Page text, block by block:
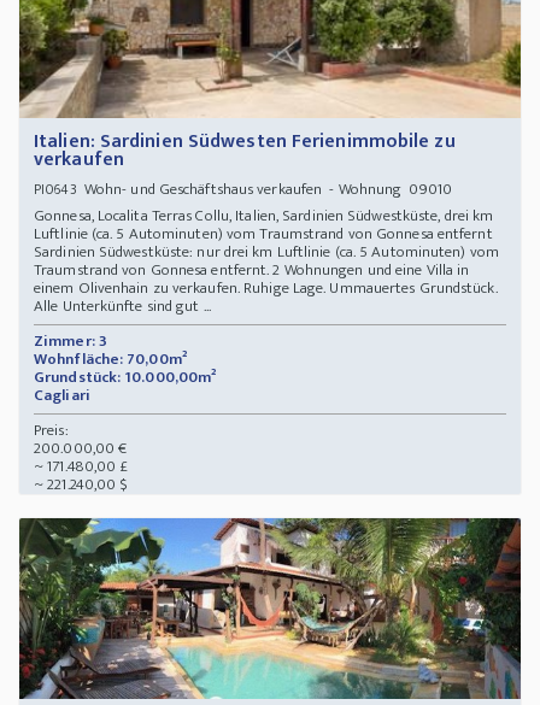
Italien: Sardinien Südwesten Ferienimmobile zu
verkaufen
PI0643 Wohn- und Geschäftshaus verkaufen - Wohnung 09010
Gonnesa, Localita Terras Collu, Italien, Sardinien Südwestküste, drei km
Luftlinie (ca. 5 Autominuten) vom Traumstrand von Gonnesa entfernt
Sardinien Südwestküste: nur drei km Luftlinie (ca. 5 Autominuten) vom
Traumstrand von Gonnesa entfernt. 2 Wohnungen und eine Villa in
einem Olivenhain zu verkaufen. Ruhige Lage. Ummauertes Grundstück.
Alle Unterkünfte sind gut ...
Zimmer: 3
Wohnfläche: 70,00m²
Grundstück: 10.000,00m²
Cagliari
Preis:
200.000,00 €
~ 171.480,00 £
~ 221.240,00 $